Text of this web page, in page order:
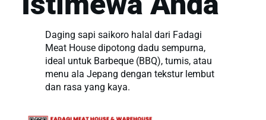
Daging sapi saikoro halal dari Fadagi
Meat House dipotong dadu sempurna,
ideal untuk Barbeque (BBQ), tumis, atau
menu ala Jepang dengan tekstur lembut
dan rasa yang kaya.